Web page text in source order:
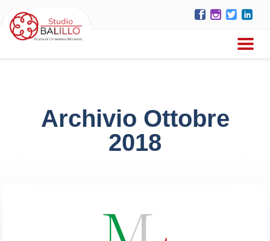
Archivio Ottobre
2018